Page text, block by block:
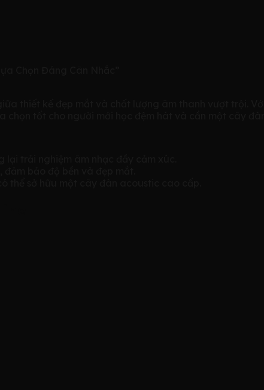
Chọn Đáng Cân Nhắc”
thiết kế đẹp mắt và chất lượng âm thanh vượt trội.
tốt cho người mới học đệm hát và cần một cây đàn
trải nghiệm âm nhạc đầy cảm xúc.
bảo độ bền và đẹp mắt.